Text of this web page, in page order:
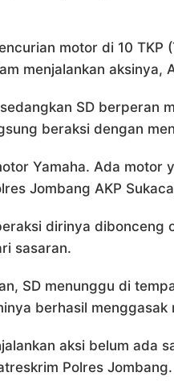
motor di 10 TKP
menjalankan aksinya,
SD berperan
beraksi dengan
Yamaha. Ada motor
Jombang AKP
dirinya dibonceng
sasaran.
SD menunggu di
berhasil
aksi belum ada
Polres Jombang.